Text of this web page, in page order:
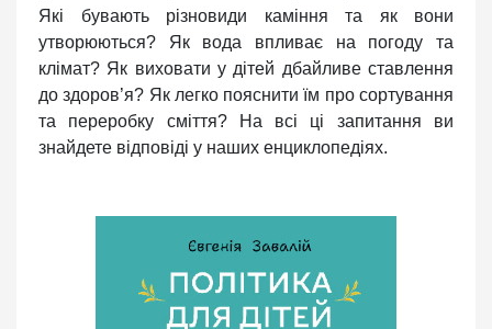
Які бувають різновиди каміння та як вони
утворюються? Як вода впливає на погоду та
клімат? Як виховати у дітей дбайливе ставлення
до здоров’я? Як легко пояснити їм про сортування
та переробку сміття? На всі ці запитання ви
знайдете відповіді у наших енциклопедіях.